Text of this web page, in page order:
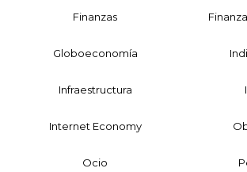
Finanzas
Globoeconomía
Infraestructura
Internet Economy
Ocio